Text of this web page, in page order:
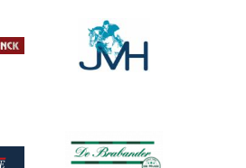
Afbeelding
Afbeelding